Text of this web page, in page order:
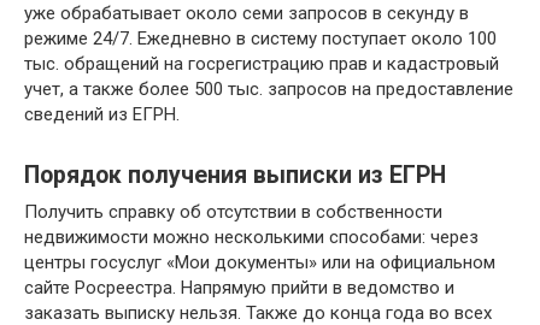
уже обрабатывает около семи запросов в секунду в
режиме 24/7. Ежедневно в систему поступает около 100
тыс. обращений на госрегистрацию прав и кадастровый
учет, а также более 500 тыс. запросов на предоставление
сведений из ЕГРН.
Порядок получения выписки из ЕГРН
Получить справку об отсутствии в собственности
недвижимости можно несколькими способами: через
центры госуслуг «Мои документы» или на официальном
сайте Росреестра. Напрямую прийти в ведомство и
заказать выписку нельзя. Также до конца года во всех